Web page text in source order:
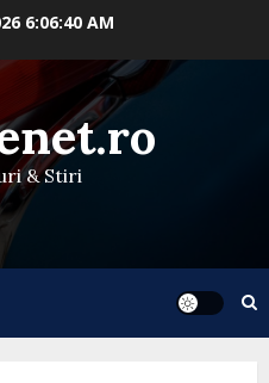
6:06:41 AM
& Stiri